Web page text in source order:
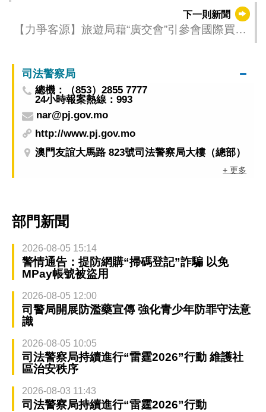
下一則新聞
【力爭客源】旅遊局藉“廣交會”引參會國際買家
司法警察局
總機：（853）2855 7777
24小時報案熱線：993
nar@pj.gov.mo
http://www.pj.gov.mo
澳門友誼大馬路 823號司法警察局大樓（總部）
+ 更多
部門新聞
2026-08-05 15:14
警情通告：提防網購“掃碼登記”詐騙 以免
MPay帳號被盜用
2026-08-05 12:00
司警局開展防濫藥宣傳 強化青少年防罪守法意
識
2026-08-05 10:05
司法警察局持續進行“雷霆2026”行動 維護社
區治安秩序
2026-08-03 11:43
司法警察局持續進行“雷霆2026”行動